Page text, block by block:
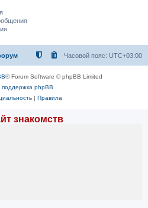
Часовой пояс: UTC+03:00
® Forum Software © phpBB Limited
поддержка phpBB
| Правила
знакомств